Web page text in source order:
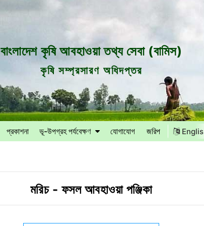
বাংলাদেশ কৃষি আবহাওয়া তথ্য সেবা (বামিস)
কৃষি সম্প্রসারণ অধিদপ্তর
প্রকাশনা ভূ-উপগ্রহ পর্যবেক্ষণ যোগাযোগ জরিপ
মরিচ - ফসল আবহাওয়া পঞ্জিকা